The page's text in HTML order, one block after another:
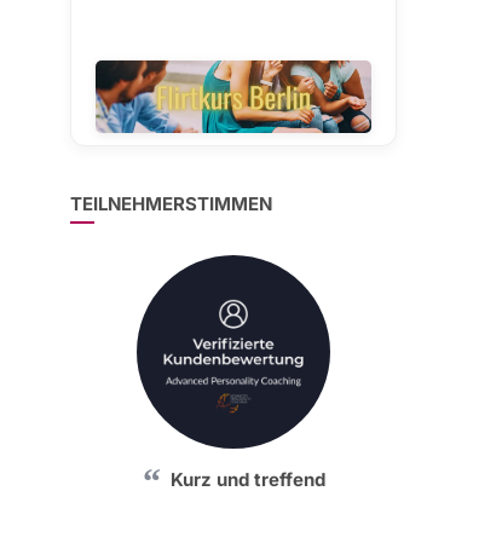
TEILNEHMERSTIMMEN
Kurz und treffend